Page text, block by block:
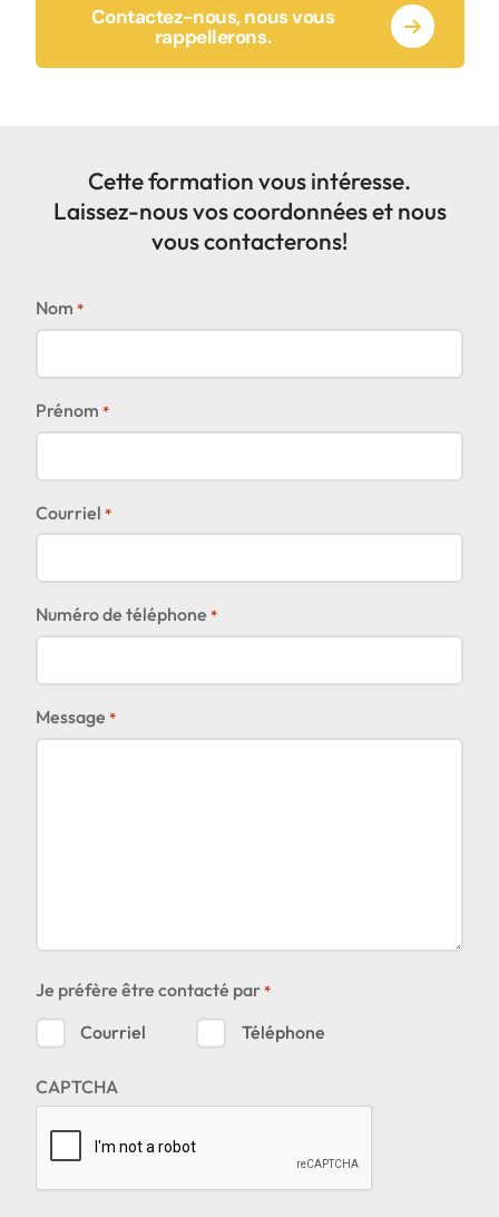
Contactez-nous, nous vous
rappellerons.
Cette formation vous intéresse.
Laissez-nous vos coordonnées et nous
vous contacterons!
Nom *
Prénom *
Courriel *
Numéro de téléphone *
Message *
Je préfère être contacté par *
Courriel Téléphone
CAPTCHA
Où souhaitez-vous